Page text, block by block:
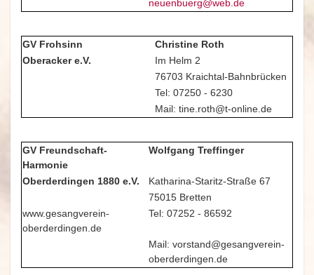
neuenbuerg@web.de
GV Frohsinn
Christine Roth
Oberacker e.V.
Im Helm 2
76703 Kraichtal-Bahnbrücken
Tel: 07250 - 6230
Mail: tine.roth@t-online.de
GV Freundschaft-
Harmonie
Wolfgang Treffinger
Oberderdingen 1880 e.V.
Katharina-Staritz-Straße 67
75015 Bretten
www.gesangverein-
oberderdingen.de
Tel: 07252 - 86592
Mail: vorstand@gesangverein-
oberderdingen.de